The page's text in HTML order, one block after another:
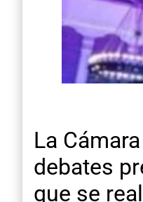
La
debates
que se